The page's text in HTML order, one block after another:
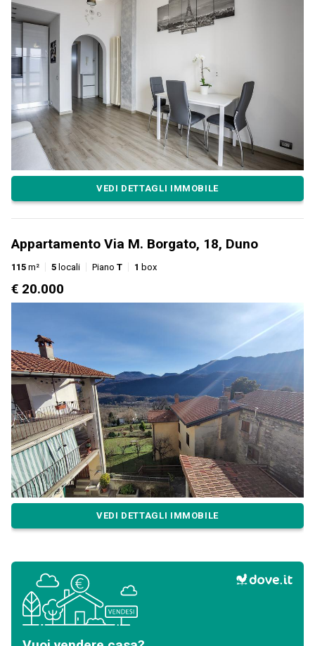
VEDI DETTAGLI IMMOBILE
Appartamento Via M. Borgato, 18, Duno
115 m² 5 locali Piano T 1 box
€ 20.000
VEDI DETTAGLI IMMOBILE